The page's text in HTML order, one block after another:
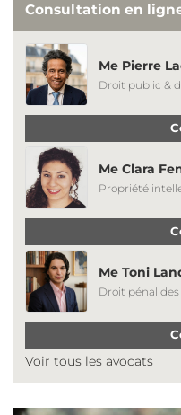
Consultation en
Me Pierre
Droit public &
Me Clara
Propriété
Me Toni
Droit pénal
Voir tous les avocats